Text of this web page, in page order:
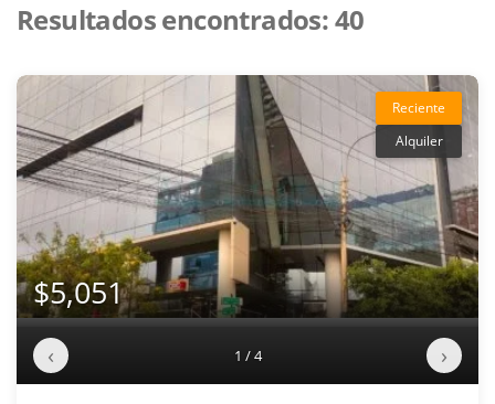
Resultados encontrados:40
Reciente
Alquiler
$5,051
‹ 1 / 4 ›